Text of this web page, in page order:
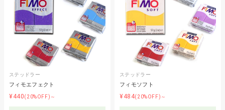
ステッドラー
フィモエフェクト
¥440(20%OFF)～
ステッドラー
フィモソフト
¥484(20%OFF)～